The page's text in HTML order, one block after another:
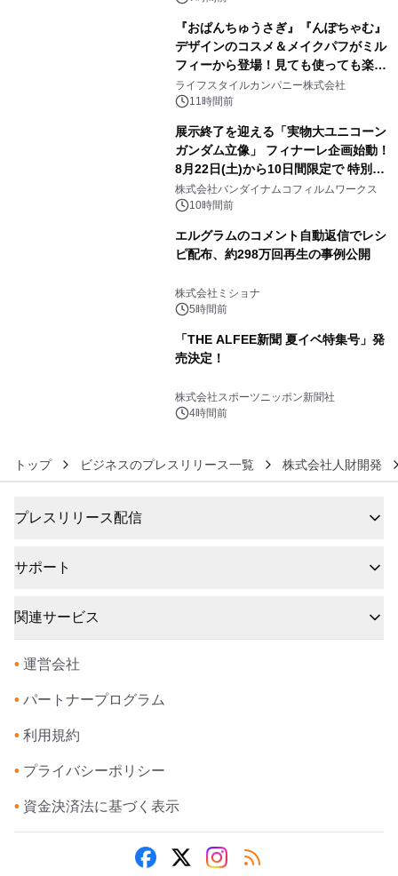
『おぱんちゅうさぎ』『んぽちゃむ』
デザインのコスメ＆メイクパフがミル
フィーから登場！見ても使っても楽し
い、ポップでキュートなコレクショ
ン。
ライフスタイルカンパニー株式会社
11時間前
展示終了を迎える「実物大ユニコーン
ガンダム立像」 フィナーレ企画始動！
8月22日(土)から10日間限定で 特別映
像『UNICORN GUNDAM Statue ―
BEYOND POSSIBILITY ―』を上映！
株式会社バンダイナムコフィルムワークス
10時間前
エルグラムのコメント自動返信でレシ
ピ配布、約298万回再生の事例公開
株式会社ミショナ
5時間前
「THE ALFEE新聞 夏イベ特集号」発
売決定！
株式会社スポーツニッポン新聞社
4時間前
トップ ビジネスのプレスリリース一覧 株式会社人財開発
プレスリリース配信
サポート
関連サービス
• 運営会社
• パートナープログラム
• 利用規約
• プライバシーポリシー
• 資金決済法に基づく表示